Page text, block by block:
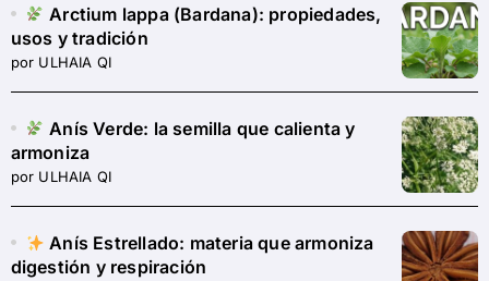
Arctium lappa (Bardana): propiedades,
usos y tradición
por ULHAIA QI
Anís Verde: la semilla que calienta y
armoniza
por ULHAIA QI
Anís Estrellado: materia que armoniza
digestión y respiración